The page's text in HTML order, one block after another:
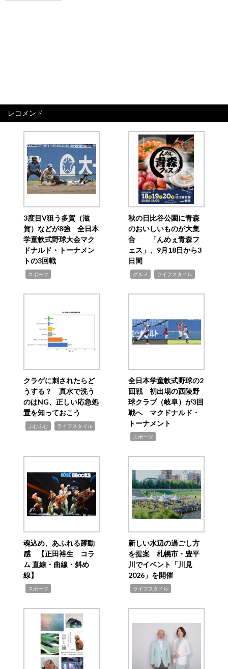
レコメンド
3度目V狙う多賀（滋
賀）などが8強 全日本
学童軟式野球大会マク
ドナルド・トーナメン
トの3回戦
スポーツ
秋の日比谷公園に青森
のおいしいものが大集
合 「んめぇ青森フ
ェス」、9月18日から3
日間
グルメ ライフスタイル
クラゲに刺されたらど
うする？ 真水で洗う
のはNG、正しい応急処
置を知っておこう
ふむふむ ライフスタイル
全日本学童軟式野球の2
回戦 初出場の西陵野
球クラブ（岐阜）が3回
戦へ マクドナルド・
トーナメント
スポーツ
魂込め、あふれる躍動
感 【正田裕生 コラ
ム 直線・曲線・斜め
線】
スポーツ
新しい水辺の過ごし方
を提案 札幌市・豊平
川でイベント「川見
2026」を開催
ライフスタイル